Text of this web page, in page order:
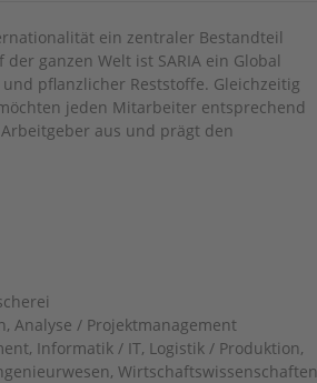
ein zentraler Bestandteil
ganzen Welt ist SARIA ein Global
pflanzlicher Reststoffe. Gleichzeitig
jeden Mitarbeiter entsprechend
aus und prägt den
Analyse / Projektmanagement
Informatik / IT, Logistik / Produktion,
Wirtschaftswissenschaften